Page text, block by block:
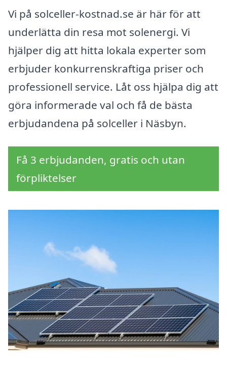
Vi på solceller-kostnad.se är här för att
underlätta din resa mot solenergi. Vi
hjälper dig att hitta lokala experter som
erbjuder konkurrenskraftiga priser och
professionell service. Låt oss hjälpa dig att
göra informerade val och få de bästa
erbjudandena på solceller i Näsbyn.
Få 3 erbjudanden, gratis och utan
förpliktelser